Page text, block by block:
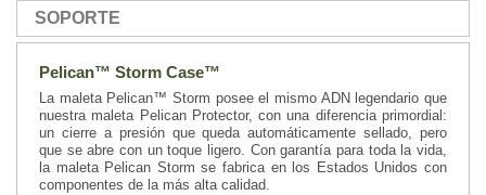
SOPORTE
Pelican™ Storm Case™
La maleta Pelican™ Storm posee el mismo ADN legendario que
nuestra maleta Pelican Protector, con una diferencia primordial:
un cierre a presión que queda automáticamente sellado, pero
que se abre con un toque ligero. Con garantía para toda la vida,
la maleta Pelican Storm se fabrica en los Estados Unidos con
componentes de la más alta calidad.